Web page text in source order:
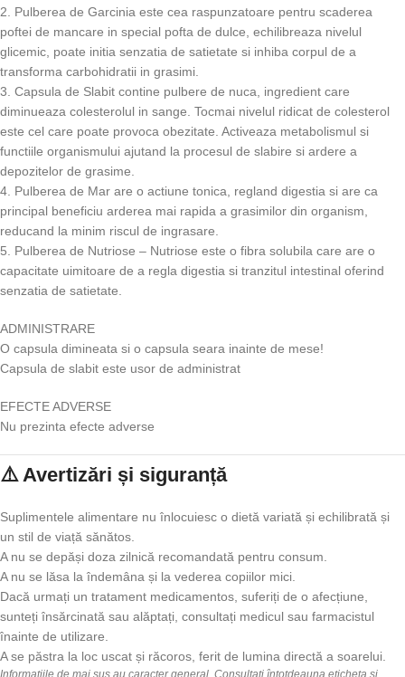
2. Pulberea de Garcinia este cea raspunzatoare pentru scaderea
poftei de mancare in special pofta de dulce, echilibreaza nivelul
glicemic, poate initia senzatia de satietate si inhiba corpul de a
transforma carbohidratii in grasimi.
3. Capsula de Slabit contine pulbere de nuca, ingredient care
diminueaza colesterolul in sange. Tocmai nivelul ridicat de colesterol
este cel care poate provoca obezitate. Activeaza metabolismul si
functiile organismului ajutand la procesul de slabire si ardere a
depozitelor de grasime.
4. Pulberea de Mar are o actiune tonica, regland digestia si are ca
principal beneficiu arderea mai rapida a grasimilor din organism,
reducand la minim riscul de ingrasare.
5. Pulberea de Nutriose – Nutriose este o fibra solubila care are o
capacitate uimitoare de a regla digestia si tranzitul intestinal oferind
senzatia de satietate.
ADMINISTRARE
O capsula dimineata si o capsula seara inainte de mese!
Capsula de slabit este usor de administrat
EFECTE ADVERSE
Nu prezinta efecte adverse
⚠️ Avertizări și siguranță
Suplimentele alimentare nu înlocuiesc o dietă variată și echilibrată și
un stil de viață sănătos.
A nu se depăși doza zilnică recomandată pentru consum.
A nu se lăsa la îndemâna și la vederea copiilor mici.
Dacă urmați un tratament medicamentos, suferiți de o afecțiune,
sunteți însărcinată sau alăptați, consultați medicul sau farmacistul
înainte de utilizare.
A se păstra la loc uscat și răcoros, ferit de lumina directă a soarelui.
Informațiile de mai sus au caracter general. Consultați întotdeauna eticheta și